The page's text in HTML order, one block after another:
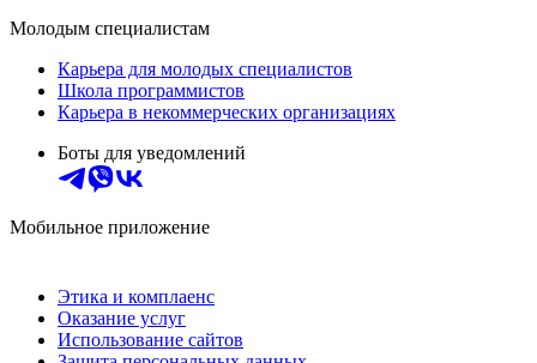
Молодым специалистам
Карьера для молодых специалистов
Школа программистов
Карьера в некоммерческих организациях
Боты для уведомлений
Мобильное приложение
Этика и комплаенс
Оказание услуг
Использование сайтов